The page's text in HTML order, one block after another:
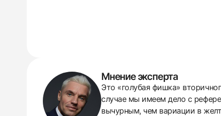
438
285
145
142
205
204
195
150
6
Мнение эксперта
Это «голубая фишка»
случае мы имеем дело с
вычурным, чем вариации в